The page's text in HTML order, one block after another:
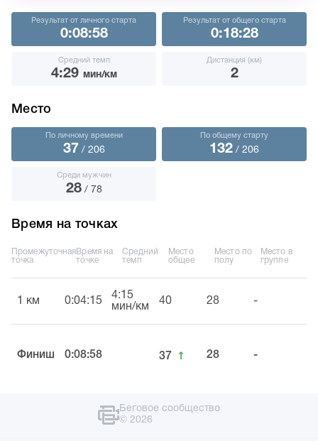
Результат от личного старта
0:08:58
Результат от общего старта
0:18:28
Средний темп
4:29 мин/км
Дистанция (км)
2
Место
По личному времени
37 / 206
По общему старту
132 / 206
Среди мужчин
28/ 78
Время на точках
Промежуточная
точка
Время на
точке
Средний
темп
Место
общее
Место по
полу
Место в
группе
1 км 0:04:15
4:15
мин/км
40 28 -
Финиш 0:08:58 37 ↑ 28 -
Беговое сообщество
© 2026